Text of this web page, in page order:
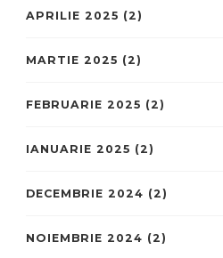
APRILIE 2025 (2)
MARTIE 2025 (2)
FEBRUARIE 2025 (2)
IANUARIE 2025 (2)
DECEMBRIE 2024 (2)
NOIEMBRIE 2024 (2)